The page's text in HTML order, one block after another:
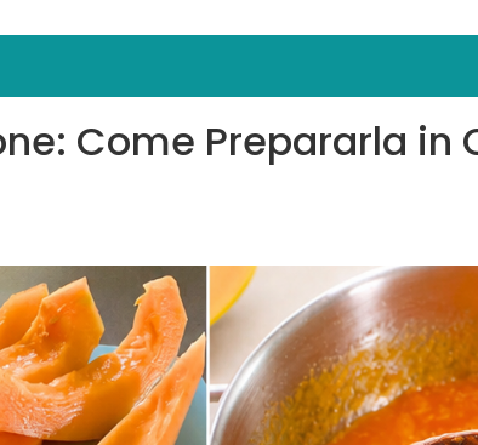
Come Prepararla in